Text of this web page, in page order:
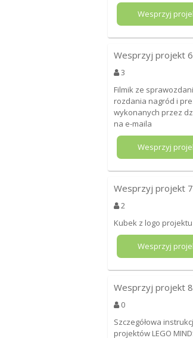
Wesprzyj
Wesprzyj projekt
3
Filmik ze
rozdania nagród i
wykonanych przez
na e-maila
Wesprzyj
Wesprzyj projekt
2
Kubek z logo
Wesprzyj
Wesprzyj projekt
0
Szczegółowa
projektów LEGO